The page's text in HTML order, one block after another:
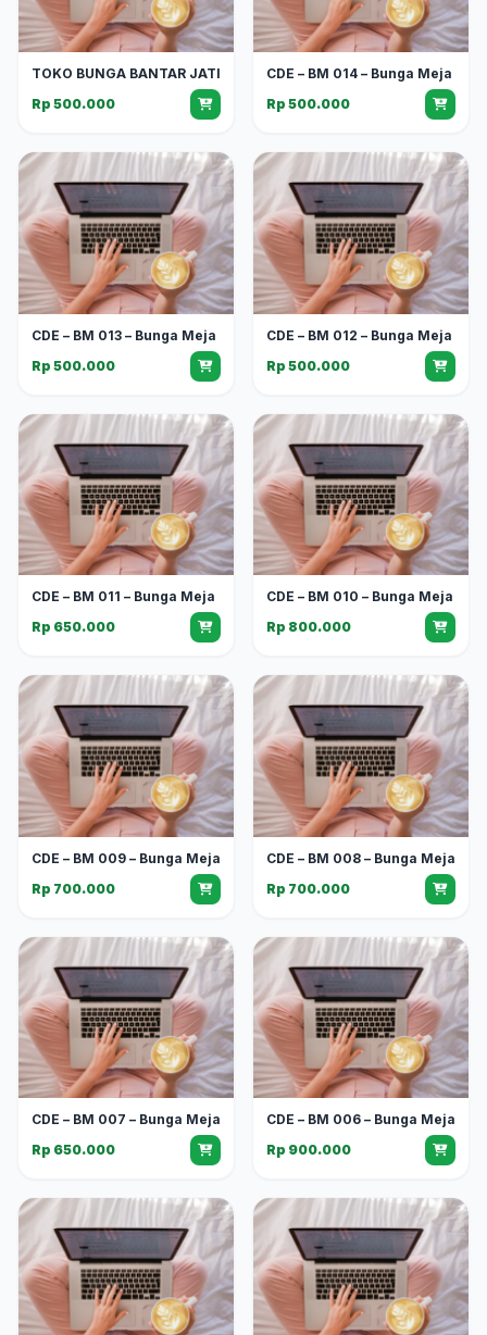
TOKO BUNGA BANTAR JATI
Rp 500.000
CDE – BM 014 – Bunga Meja
Rp 500.000
CDE – BM 013 – Bunga Meja
Rp 500.000
CDE – BM 012 – Bunga Meja
Rp 500.000
CDE – BM 011 – Bunga Meja
Rp 650.000
CDE – BM 010 – Bunga Meja
Rp 800.000
CDE – BM 009 – Bunga Meja
Rp 700.000
CDE – BM 008 – Bunga Meja
Rp 700.000
CDE – BM 007 – Bunga Meja
Rp 650.000
CDE – BM 006 – Bunga Meja
Rp 900.000